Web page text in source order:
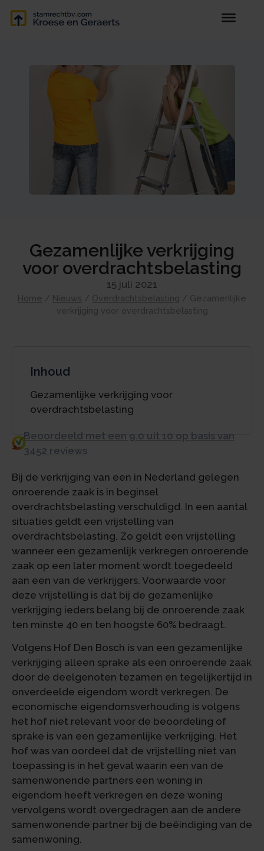
Gezamenlijke verkrijging
voor overdrachtsbelasting
15 juli 2021
Home / Nieuws / Overdrachtsbelasting / Gezamenlijke
verkrijging voor overdrachtsbelasting
Inhoud
Gezamenlijke verkrijging voor
overdrachtsbelasting
Beoordeeld met een 9.0 uit 10 op basis van
3452 reviews
Bij de verkrijging van een in Nederland gelegen
onroerende zaak is in beginsel
overdrachtsbelasting verschuldigd. In een aantal
situaties geldt een vrijstelling van
overdrachtsbelasting. Zo geldt een vrijstelling
wanneer een gezamenlijk verkregen onroerende
zaak op een later moment wordt toegedeeld
aan een van de verkrijgers. Voorwaarde voor
deze vrijstelling is dat bij de gezamenlijke
verkrijging ieders belang bij de onroerende zaak
ten minste 40 en ten hoogste 60% bedraagt.
Volgens Hof Den Bosch is van een gezamenlijke
verkrijging alleen sprake als een onroerende zaak
door de deelgenoten tezamen en tegelijkertijd in
onverdeelde eigendom wordt verkregen. De
economische eigendomsverhouding is volgens
het hof niet relevant voor de beoordeling of
sprake is van een gezamenlijke verkrijging. Het
hof was van oordeel dat de vrijstelling niet van
toepassing is in het geval waarin een van de
samenwonende partners een woning in
eigendom heeft verkregen en deze woning
vervolgens wordt overgedragen aan de andere
samenwonende partner bij de beëindiging van de
samenwoning.